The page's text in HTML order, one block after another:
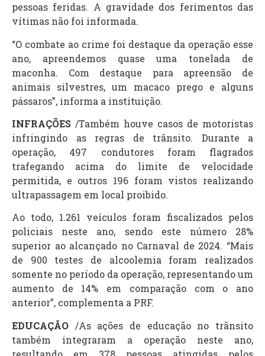
pessoas feridas. A gravidade dos ferimentos das
vítimas não foi informada.
“O combate ao crime foi destaque da operação esse
ano, apreendemos quase uma tonelada de
maconha. Com destaque para apreensão de
animais silvestres, um macaco prego e alguns
pássaros”, informa a instituição.
INFRAÇÕES /Também houve casos de motoristas
infringindo as regras de trânsito. Durante a
operação, 497 condutores foram flagrados
trafegando acima do limite de velocidade
permitida, e outros 196 foram vistos realizando
ultrapassagem em local proibido.
Ao todo, 1.261 veículos foram fiscalizados pelos
policiais neste ano, sendo este número 28%
superior ao alcançado no Carnaval de 2024. “Mais
de 900 testes de alcoolemia foram realizados
somente no período da operação, representando um
aumento de 14% em comparação com o ano
anterior”, complementa a PRF.
EDUCAÇÃO /As ações de educação no trânsito
também integraram a operação neste ano,